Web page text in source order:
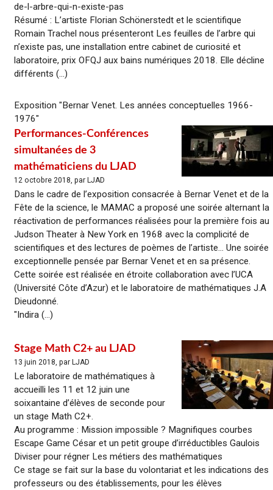
de-l-arbre-qui-n-existe-pas
Résumé : L’artiste Florian Schönerstedt et le scientifique
Romain Trachel nous présenteront Les feuilles de l’arbre qui
n’existe pas, une installation entre cabinet de curiosité et
laboratoire, prix OFQJ aux bains numériques 2018. Elle décline
différents (...)
Exposition "Bernar Venet. Les années conceptuelles 1966-
1976"
Performances-Conférences
simultanées de 3
mathématiciens du LJAD
12 octobre 2018, par LJAD
Dans le cadre de l’exposition consacrée à Bernar Venet et de la
Fête de la science, le MAMAC a proposé une soirée alternant la
réactivation de performances réalisées pour la première fois au
Judson Theater à New York en 1968 avec la complicité de
scientifiques et des lectures de poèmes de l’artiste… Une soirée
exceptionnelle pensée par Bernar Venet et en sa présence.
Cette soirée est réalisée en étroite collaboration avec l’UCA
(Université Côte d’Azur) et le laboratoire de mathématiques J.A
Dieudonné.
"Indira (...)
Stage Math C2+ au LJAD
13 juin 2018, par LJAD
Le laboratoire de mathématiques à
accueilli les 11 et 12 juin une
soixantaine d’élèves de seconde pour
un stage Math C2+.
Au programme : Mission impossible ? Magnifiques courbes
Escape Game César et un petit groupe d’irréductibles Gaulois
Diviser pour régner Les métiers des mathématiques
Ce stage se fait sur la base du volontariat et les indications des
professeurs ou des établissements, pour les élèves